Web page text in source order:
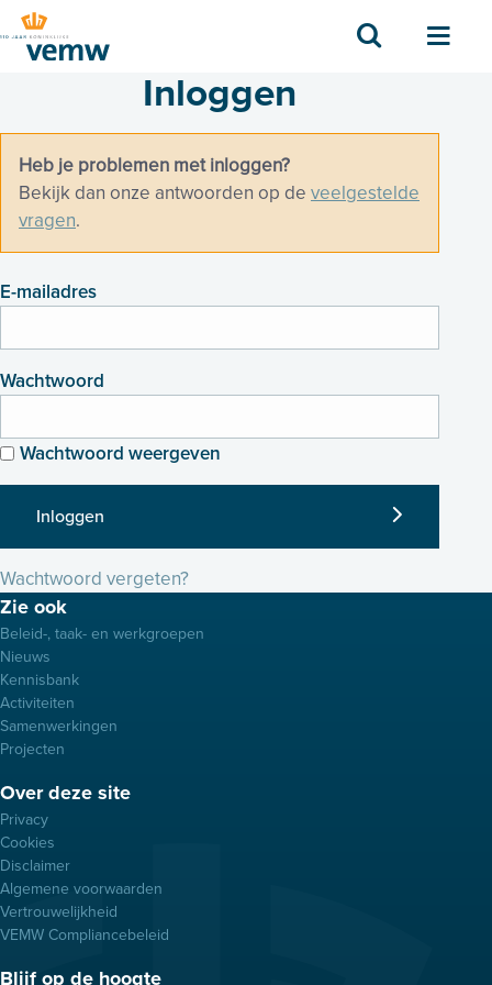
Zoek
Inloggen
Heb je problemen met inloggen?
Bekijk dan onze antwoorden op de veelgestelde
vragen.
E-mailadres
Wachtwoord
Wachtwoord weergeven
Wachtwoord vergeten?
Inloggen
Footer
menu
Zie ook
Beleid-, taak- en werkgroepen
Nieuws
Kennisbank
Activiteiten
Samenwerkingen
Projecten
Over deze site
Privacy
Cookies
Disclaimer
Algemene voorwaarden
Vertrouwelijkheid
VEMW Compliancebeleid
Blijf op de hoogte